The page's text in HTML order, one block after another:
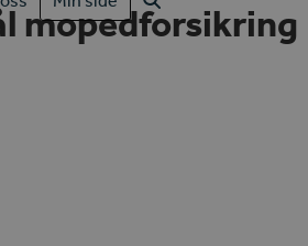
mopedforsikring